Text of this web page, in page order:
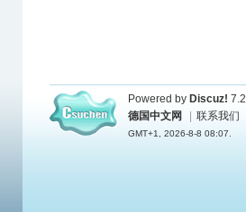
Powered by Discuz! 7.2
德国中文网
联系我们
GMT+1, 2026-8-8 08:07.